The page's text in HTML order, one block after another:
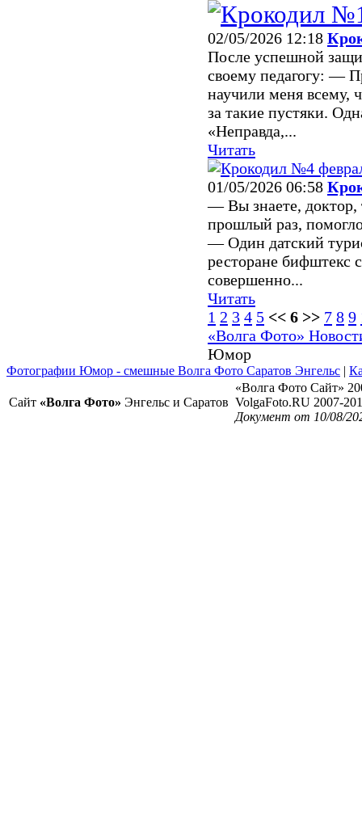
02/05/2026 12:18
После успешной
своему педагогу: —
научили меня всему,
за такие пустяки.
«Неправда,...
Читать
01/05/2026 06:58
— Вы знаете, доктор,
прошлый раз,
— Один датский
ресторане
совершенно...
Читать
1 2 3 4 5 << 6 >> 7 8 9
«Волга Фото»
Юмор
Фотографии Юмор - смешные Волга Фото Саратов Энгельс |
Сайт «Волга Фото» Энгельс и Саратов
«Волга Фото Сайт»
VolgaFoto.RU 2007-
Документ от 10/08/